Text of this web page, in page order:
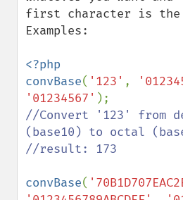
first character is the
Examples:
<?php
convBase( '123' ,
'01234567'
//Convert '123' from
(base10) to octal
//result: 173
convBase(